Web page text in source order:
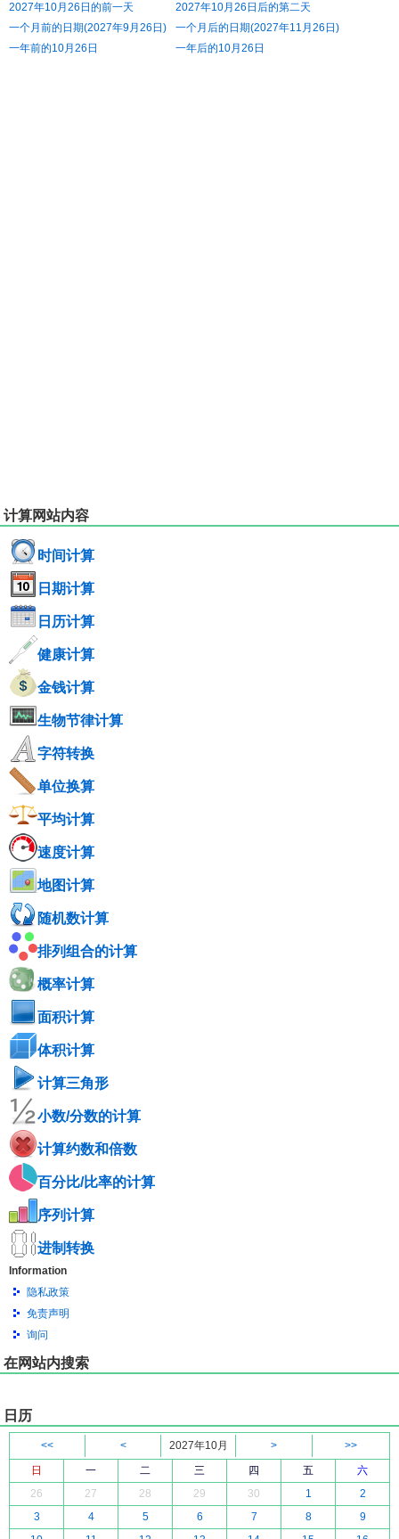
2027年10月26日的前一天
2027年10月26日后的第二天
一个月前的日期(2027年9月26日)
一个月后的日期(2027年11月26日)
一年前的10月26日
一年后的10月26日
计算网站内容
时间计算
日期计算
日历计算
健康计算
金钱计算
生物节律计算
字符转换
单位换算
平均计算
速度计算
地图计算
随机数计算
排列组合的计算
概率计算
面积计算
体积计算
计算三角形
小数/分数的计算
计算约数和倍数
百分比/比率的计算
序列计算
进制转换
Information
隐私政策
免责声明
询问
在网站内搜索
日历
<< < 2027年10月 >
>>
日
一 二 三 四 五
六
26
27 28 29 30 1
2
3
4 5 6 7 8
9